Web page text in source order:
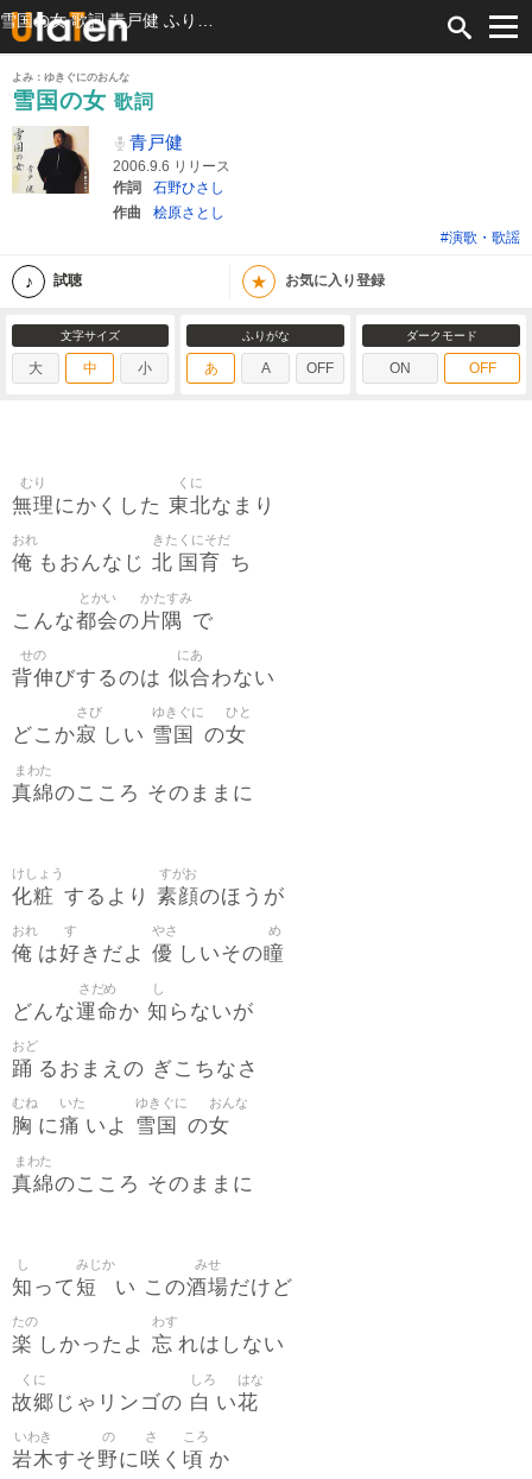
よみ：ゆきぐにのおんな
雪国の女 歌詞
青戸健
2006.9.6 リリース
作詞
石野ひさし
作曲
桧原さとし
#演歌・歌謡
試聴 ★ お気に入り登録
文字サイズ
大 中 小
ふりがな
あ A OFF
ダークモード
ON OFF
無理
むり
にかくした 東北
くに
なまり
俺
おれ
もおんなじ 北
きた
国育
くにそだ
ち
こんな都会
とかい
の 片隅
かたすみ
で
背伸
せの
びするのは 似合
にあ
わない
どこか寂
さび
しい 雪国
ゆきぐに
の女
ひと
真綿
まわた
のこころ そのままに
化粧
けしょう
するより 素顔
すがお
のほうが
俺
おれ
は好
す
きだよ 優
やさ
しいその瞳
め
どんな運命
さだめ
か 知
し
らないが
踊
おど
るおまえの ぎこちなさ
胸
むね
に痛
いた
いよ 雪国
ゆきぐに
の女
おんな
真綿
まわた
のこころ そのままに
知
し
って短
みじか
い この酒場
みせ
だけど
楽
たの
しかったよ 忘
わす
れはしない
故郷
くに
じゃリンゴの 白
しろ
い花
はな
岩木
いわき
すそ野
の
に咲
さ
く 頃
ころ
か